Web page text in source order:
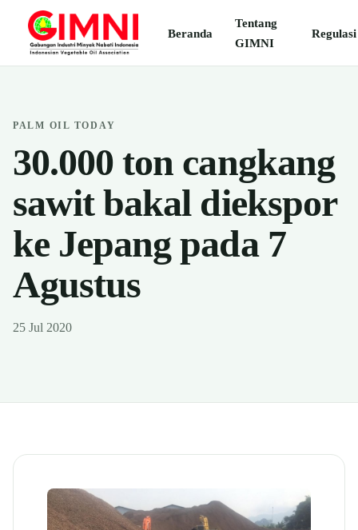
Beranda
Tentang
GIMNI
Regulasi
PALM OIL TODAY
30.000 ton cangkang
sawit bakal diekspor
ke Jepang pada 7
Agustus
25 Jul 2020